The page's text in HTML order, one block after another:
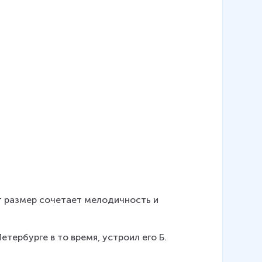
размер сочетает мелодичность и
в то время, устроил его Б.